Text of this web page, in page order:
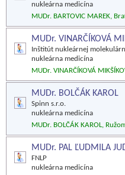
nukleárna medicína
MUDr. BARTOVIC MAREK,
MUDr. VINARČÍKOVÁ
Inštitút nukleárnej
nukleárna medicína
MUDr. VINARČÍKOVÁ
MUDr. BOLČÁK KAROL
Spinn s.r.o.
nukleárna medicína
MUDr. BOLČÁK KAROL,
MUDr. PAL ĽUDMILA
FNLP
nukleárna medicína